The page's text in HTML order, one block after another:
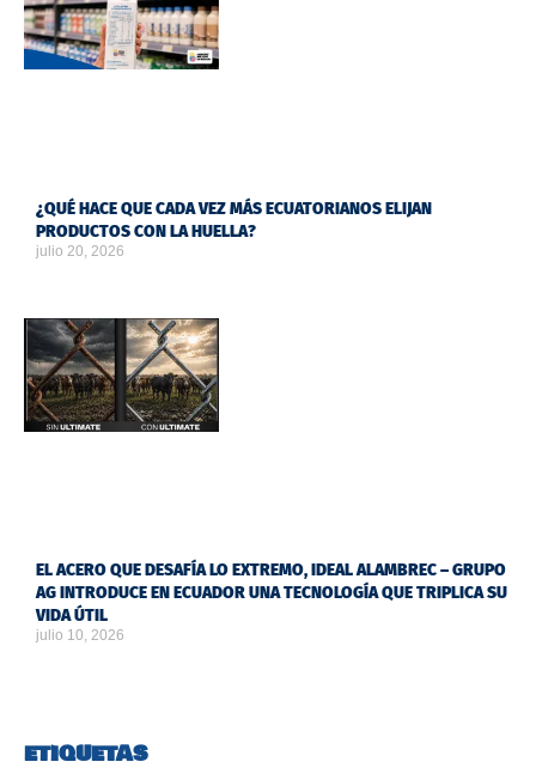
¿QUÉ HACE QUE CADA VEZ MÁS ECUATORIANOS ELIJAN
PRODUCTOS CON LA HUELLA?
julio 20, 2026
EL ACERO QUE DESAFÍA LO EXTREMO, IDEAL ALAMBREC – GRUPO
AG INTRODUCE EN ECUADOR UNA TECNOLOGÍA QUE TRIPLICA SU
VIDA ÚTIL
julio 10, 2026
ETIQUETAS